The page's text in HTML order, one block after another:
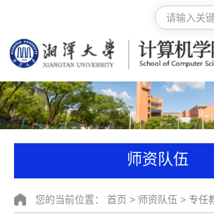
师资队伍
您的当前位置： 首页 > 师资队伍 > 专任